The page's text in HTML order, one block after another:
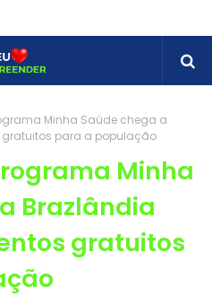
Minha Saúde chega a
para a população
Minha
Brazlândia
gratuitos